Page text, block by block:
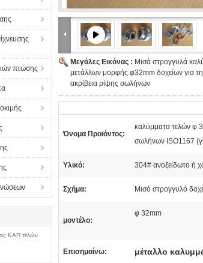
πτώσης
ΚΑΠ τελών
Μεγάλες Εικόνας : Μισά στρογγυλά
μετάλλων μορφής φ32mm δοχείων για
ακρίβεια ρίψης σωλήνων
Όνομα Προϊόντος:
καλύμματα τελών φ
σωλήνων ISO1167
Υλικό: 304# ανοξείδωτο ή
Σχήμα: Μισό στρογγυλό
μοντέλο:
φ 32mm
Επισημαίνω: μέταλλο